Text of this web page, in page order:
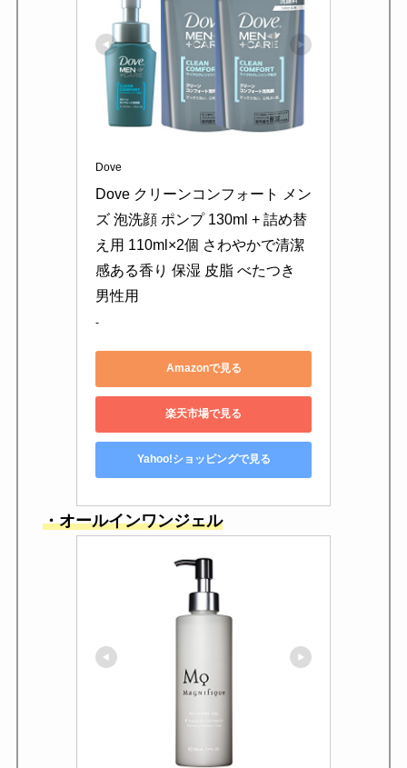
Dove
Dove クリーンコンフォート メン
ズ 泡洗顔 ポンプ 130ml + 詰め替
え用 110ml×2個 さわやかで清潔
感ある香り 保湿 皮脂 べたつき
男性用
-
Amazonで見る
楽天市場で見る
Yahoo!ショッピングで見る
・オールインワンジェル